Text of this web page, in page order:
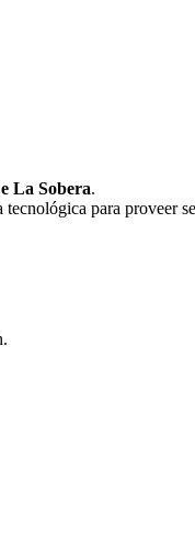
La Sobera.
para proveer